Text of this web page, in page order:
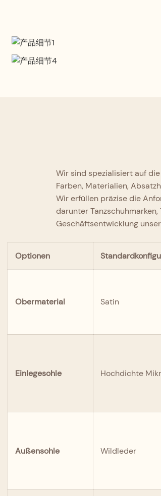
Professionelles Design
Produkts einer strengen
Qualitätskontrollsystem
Wir sind spezialisiert auf
Farben, Materialien,
Wir erfüllen präzise die
darunter
Geschäftsentwicklung
Optionen
Obermaterial Satin
Einlegesohle Hochdichte
Außensohle Wildleder